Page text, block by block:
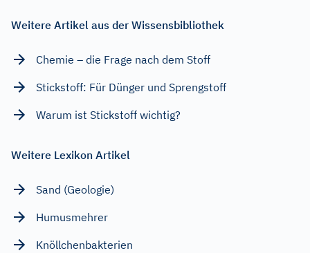
Weitere Artikel aus der Wissensbibliothek
Chemie – die Frage nach dem Stoff
Stickstoff: Für Dünger und Sprengstoff
Warum ist Stickstoff wichtig?
Weitere Lexikon Artikel
Sand (Geologie)
Humusmehrer
Knöllchenbakterien